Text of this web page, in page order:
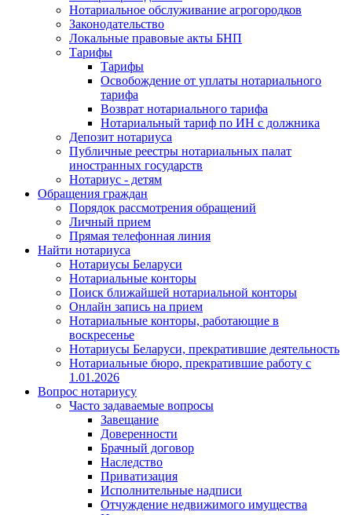
Нотариальное обслуживание агрогородков
Законодательство
Локальные правовые акты БНП
Тарифы
Тарифы
Освобождение от уплаты нотариального
тарифа
Возврат нотариального тарифа
Нотариальный тариф по ИН с должника
Депозит нотариуса
Публичные реестры нотариальных палат
иностранных государств
Нотариус - детям
Обращения граждан
Порядок рассмотрения обращений
Личный прием
Прямая телефонная линия
Найти нотариуса
Нотариусы Беларуси
Нотариальные конторы
Поиск ближайшей нотариальной конторы
Онлайн запись на прием
Нотариальные конторы, работающие в
воскресенье
Нотариусы Беларуси, прекратившие деятельность
Нотариальные бюро, прекратившие работу с
1.01.2026
Вопрос нотариусу
Часто задаваемые вопросы
Завещание
Доверенности
Брачный договор
Наследство
Приватизация
Исполнительные надписи
Отчуждение недвижимого имущества